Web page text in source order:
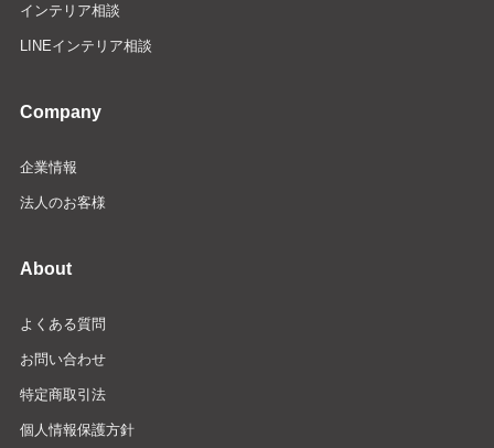
インテリア相談
LINEインテリア相談
Company
企業情報
法人のお客様
About
よくある質問
お問い合わせ
特定商取引法
個人情報保護方針